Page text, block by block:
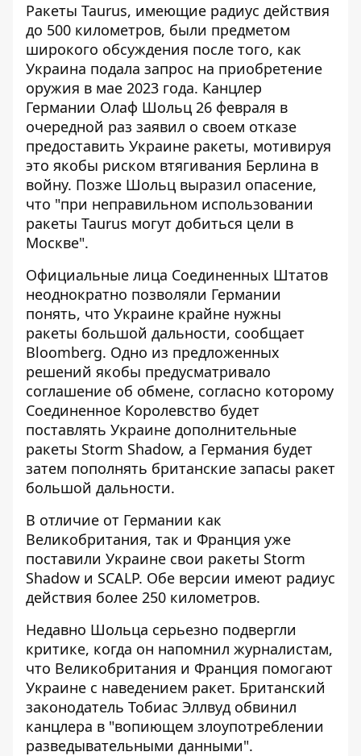
Ракеты Taurus, имеющие радиус действия
до 500 километров, были предметом
широкого обсуждения после того, как
Украина подала запрос на приобретение
оружия в мае 2023 года. Канцлер
Германии Олаф Шольц 26 февраля в
очередной раз заявил о своем отказе
предоставить Украине ракеты, мотивируя
это якобы риском втягивания Берлина в
войну. Позже Шольц выразил опасение,
что "при неправильном использовании
ракеты Taurus могут добиться цели в
Москве".
Официальные лица Соединенных Штатов
неоднократно позволяли Германии
понять, что Украине крайне нужны
ракеты большой дальности, сообщает
Bloomberg. Одно из предложенных
решений якобы предусматривало
соглашение об обмене, согласно которому
Соединенное Королевство будет
поставлять Украине дополнительные
ракеты Storm Shadow, а Германия будет
затем пополнять британские запасы ракет
большой дальности.
В отличие от Германии как
Великобритания, так и Франция уже
поставили Украине свои ракеты Storm
Shadow и SCALP. Обе версии имеют радиус
действия более 250 километров.
Недавно Шольца серьезно подвергли
критике, когда он напомнил журналистам,
что Великобритания и Франция помогают
Украине с наведением ракет. Британский
законодатель Тобиас Эллвуд обвинил
канцлера в "вопиющем злоупотреблении
разведывательными данными".